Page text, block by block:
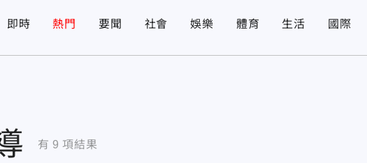
即時 熱門 要聞 社會 娛樂 體育 生活 國際
有 9 項結果